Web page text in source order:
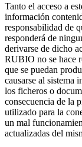
Tanto el acceso a
información
responsabilidad de
responderá de
derivarse de dicho
RUBIO no se hace
que se puedan
causarse al sistema
los ficheros o
consecuencia de la
utilizado para la
un mal
actualizadas del